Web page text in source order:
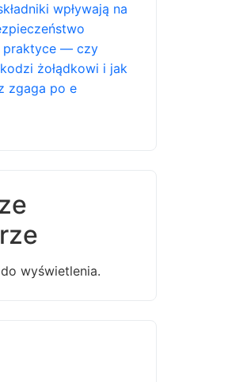
wpływają na
praktyce — czy
żołądkowi i jak
zgaga po e
wyświetlenia.